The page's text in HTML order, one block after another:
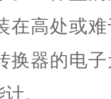
在高处或
换器的电
。